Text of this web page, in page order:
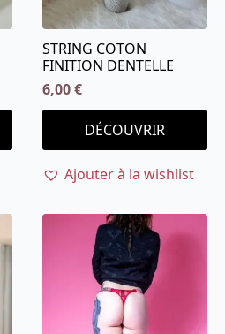
STRING COTON
FINITION DENTELLE
6,00€
DÉCOUVRIR
Ce
produit
a
plusieurs
Les
peuvent
choisies
Ajouter à la wishlist